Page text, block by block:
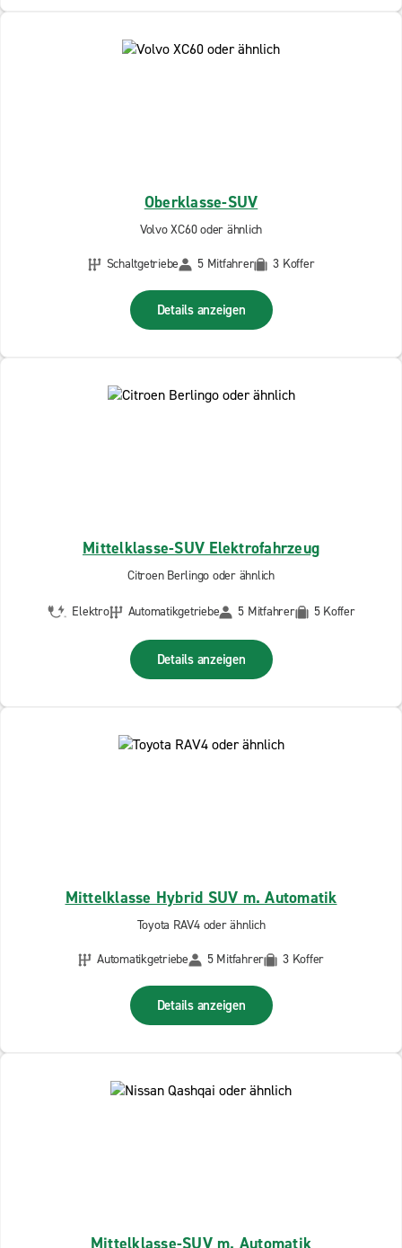
Oberklasse-SUV
Volvo XC60 oder ähnlich
Schaltgetriebe
5 Mitfahrer 3 Koffer
Details anzeigen
Mittelklasse-SUV Elektrofahrzeug
Citroen Berlingo oder ähnlich
Elektro Automatikgetriebe 5 Mitfahrer 5 Koffer
Details anzeigen
Mittelklasse Hybrid SUV m. Automatik
Toyota RAV4 oder ähnlich
Automatikgetriebe
5 Mitfahrer 3 Koffer
Details anzeigen
Mittelklasse-SUV m. Automatik